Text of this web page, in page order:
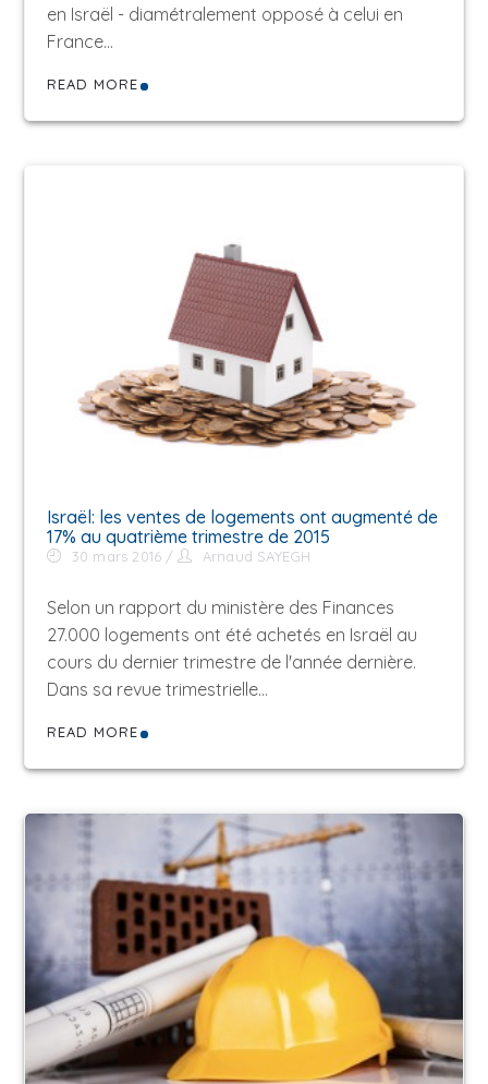
en Israël - diamétralement opposé à celui en
France…
READ MORE
Israël: les ventes de logements ont augmenté de
17% au quatrième trimestre de 2015
30 mars 2016 Arnaud SAYEGH
Selon un rapport du ministère des Finances
27.000 logements ont été achetés en Israël au
cours du dernier trimestre de l'année dernière.
Dans sa revue trimestrielle…
READ MORE